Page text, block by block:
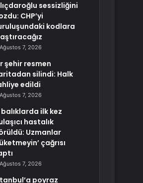
sessizliğini
CHP’yi
kodlara
Ağustos 7, 2026
şehir resmen
silindi: Halk
edildi
Ağustos 7, 2026
balıklarda ilk kez
hastalık
Uzmanlar
çağrısı
Ağustos 7, 2026
poyraz